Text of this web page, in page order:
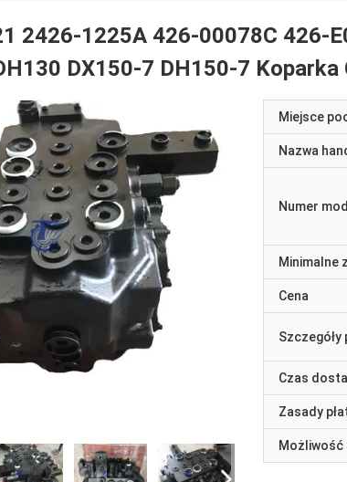
2426-1225A 426-00078C 426-
DX150-7 DH150-7 Koparka
Miejsce
Nazwa
Numer
Minimalne
Cena
Szczegóły
Czas
Zasady
Możliwość